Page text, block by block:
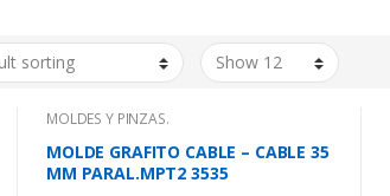
MOLDES Y PINZAS.
MOLDE GRAFITO CABLE – CABLE 35
MM PARAL.MPT2 3535